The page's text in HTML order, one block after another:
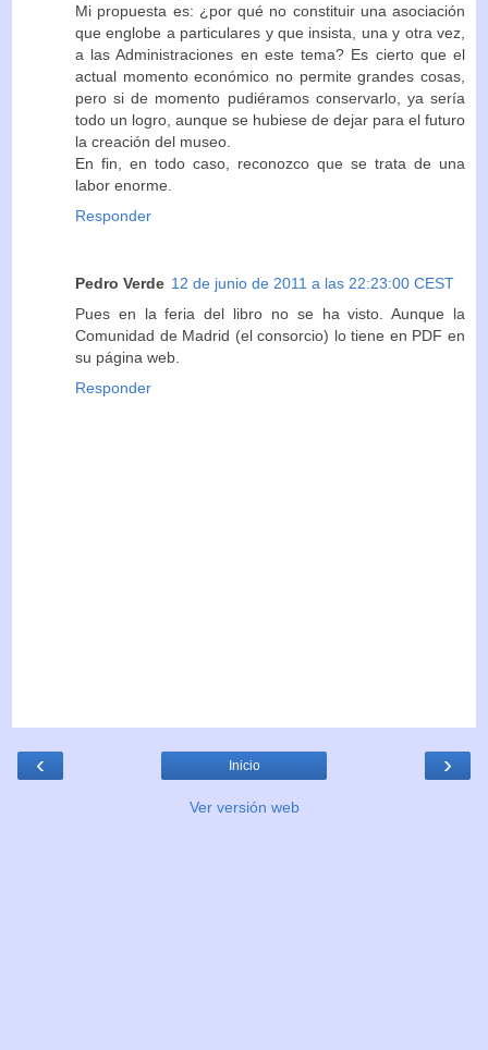
Mi propuesta es: ¿por qué no constituir una asociación
que englobe a particulares y que insista, una y otra vez,
a las Administraciones en este tema? Es cierto que el
actual momento económico no permite grandes cosas,
pero si de momento pudiéramos conservarlo, ya sería
todo un logro, aunque se hubiese de dejar para el futuro
la creación del museo.
En fin, en todo caso, reconozco que se trata de una
labor enorme.
Responder
Pedro Verde 12 de junio de 2011 a las 22:23:00 CEST
Pues en la feria del libro no se ha visto. Aunque la
Comunidad de Madrid (el consorcio) lo tiene en PDF en
su página web.
Responder
‹ ›
Inicio
Ver versión web